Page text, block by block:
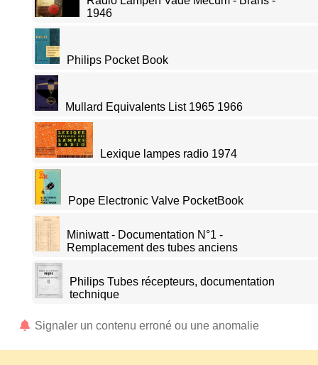
1946
Philips Pocket Book
Mullard Equivalents List 1965 1966
Lexique lampes radio 1974
Pope Electronic Valve PocketBook
Miniwatt - Documentation N°1 -
Remplacement des tubes anciens
Philips Tubes récepteurs, documentation
technique
Signaler un contenu erroné ou une anomalie